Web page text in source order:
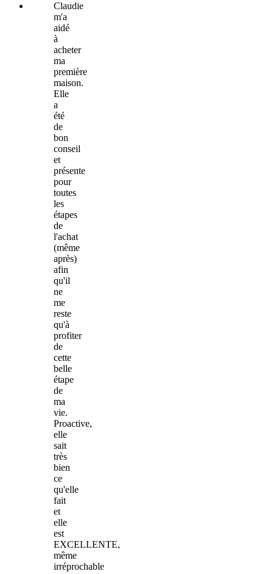
Claudie
m'a
aidé
à
acheter
ma
première
maison.
Elle
a
été
de
bon
conseil
et
présente
pour
toutes
les
étapes
de
l'achat
(même
après)
afin
qu'il
ne
me
reste
qu'à
profiter
de
cette
belle
étape
de
ma
vie.
Proactive,
elle
sait
très
bien
ce
qu'elle
fait
et
elle
est
EXCELLENTE,
même
irréprochable